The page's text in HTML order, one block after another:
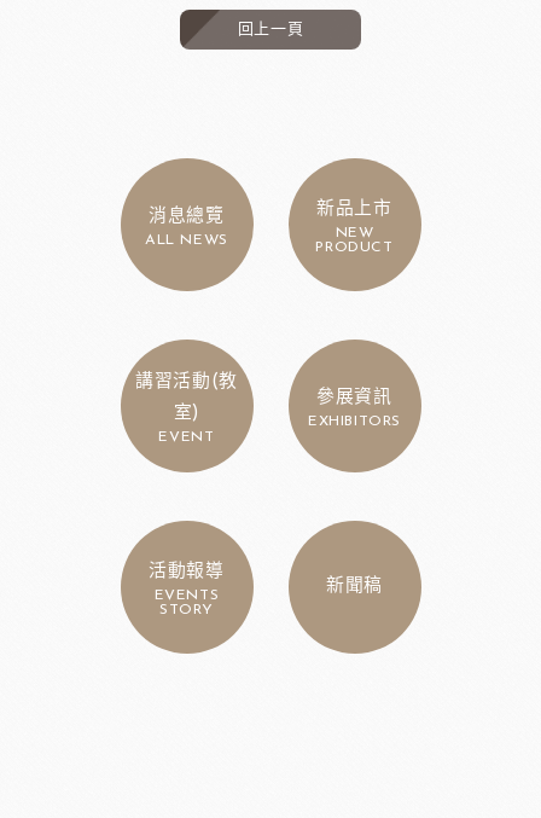
回上一頁
消息總覽
ALL NEWS
新品上市
NEW
PRODUCT
講習活動(教
室)
EVENT
參展資訊
EXHIBITORS
活動報導
EVENTS
STORY
新聞稿